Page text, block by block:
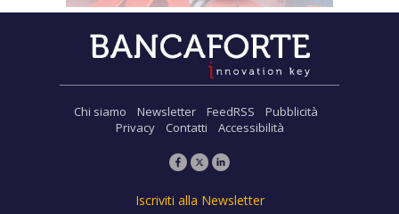
Chi siamo Newsletter FeedRSS
Pubblicità
Privacy
Contatti Accessibilità
Iscriviti alla Newsletter